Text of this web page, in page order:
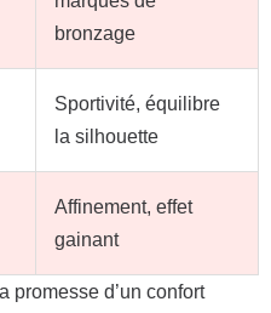
bronzage
Sportivité, équilibre
la silhouette
Affinement, effet
gainant
promesse d’un confort